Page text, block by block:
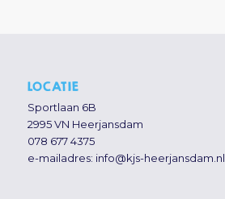
LOCATIE
Sportlaan 6B
2995 VN Heerjansdam
078 677 4375
e-mailadres: info@kjs-heerjansdam.nl